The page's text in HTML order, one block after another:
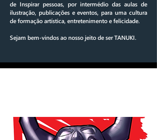
de Inspirar pessoas, por intermédio das aulas de
ilustração, publicações e eventos, para uma cultura
de formação artística, entretenimento e felicidade.
Sejam bem-vindos ao nosso jeito de ser TANUKI.